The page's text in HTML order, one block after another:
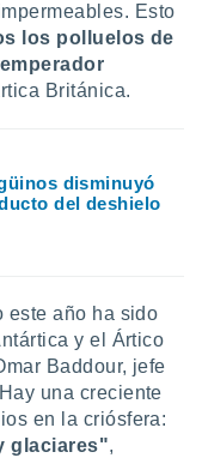
Esto
los polluelos de
Británica.
disminuyó
del deshielo
este año ha sido
y el Ártico
Baddour, jefe
una creciente
en la criósfera:
glaciares",